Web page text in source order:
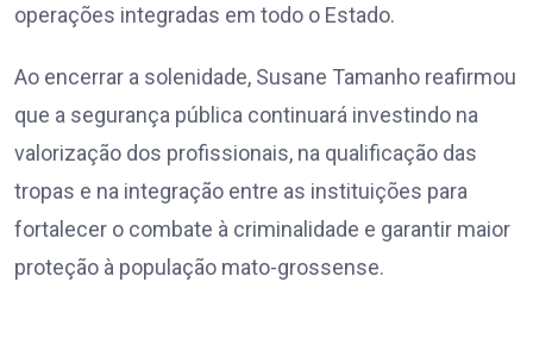
operações integradas em todo o Estado.
Ao encerrar a solenidade, Susane Tamanho reafirmou
que a segurança pública continuará investindo na
valorização dos profissionais, na qualificação das
tropas e na integração entre as instituições para
fortalecer o combate à criminalidade e garantir maior
proteção à população mato-grossense.